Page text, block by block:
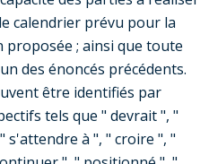
calendrier prévu pour la
; ainsi que toute
des énoncés précédents.
être identifiés par
tels que " devrait ", "
s'attendre à ", " croire ", "